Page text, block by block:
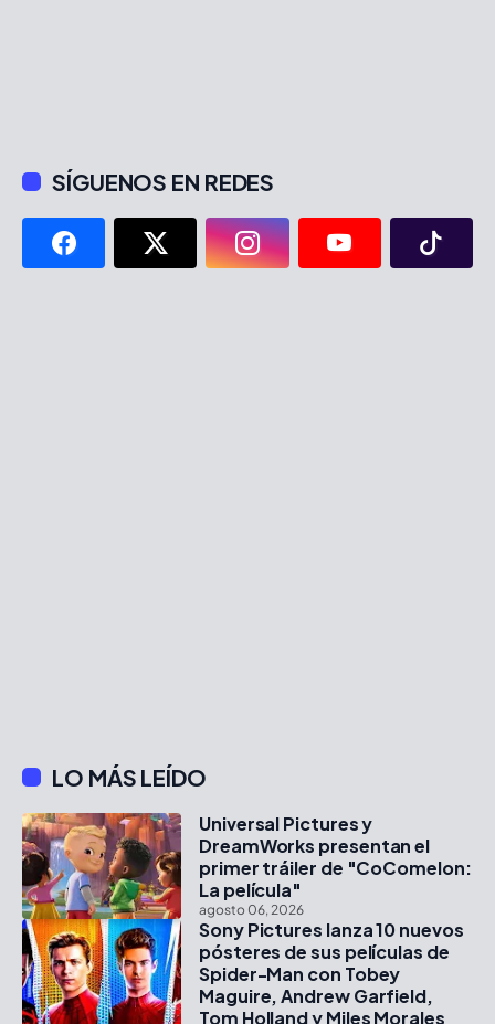
SÍGUENOS EN REDES
LO MÁS LEÍDO
Universal Pictures y
DreamWorks presentan el
primer tráiler de "CoComelon:
La película"
agosto 06, 2026
Sony Pictures lanza 10 nuevos
pósteres de sus películas de
Spider-Man con Tobey
Maguire, Andrew Garfield,
Tom Holland y Miles Morales